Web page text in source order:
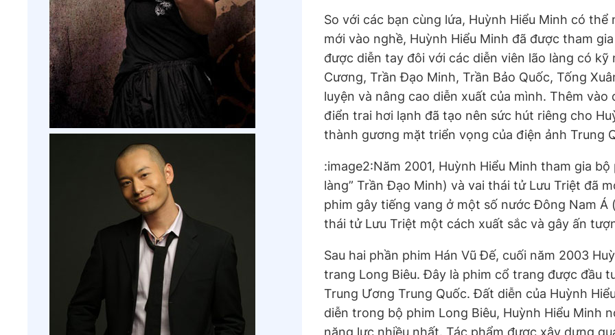
So với các bạn cùng lứa, Huỳnh Hiểu Minh có
mới vào nghề, Huỳnh Hiểu Minh đã được tham
được diễn tay đôi với các diễn viên lão làng có
Cương, Trần Đạo Minh, Trần Bảo Quốc, Tống
luyện và nâng cao diễn xuất của mình. Thêm
điển trai hơi lạnh đã tạo nên sức hút riêng cho
thành gương mặt triển vọng của điện ảnh Trung
:image2:Năm 2001, Huỳnh Hiểu Minh tham gia bộ
làng” Trần Đạo Minh) và vai thái tử Lưu Triệt đã
phim gây tiếng vang ở một số nước Đông Nam
thái tử Lưu Triệt một cách xuất sắc và gây ấn
Sau hai phần phim Hán Vũ Đế, cuối năm 2003
trang Long Biêu. Đây là phim cổ trang được
Trung Ương Trung Quốc. Đất diễn của Huỳnh
diễn trong bộ phim Long Biêu, Huỳnh Hiểu
năng lực nhiều nhất. Tác phẩm được xây dựng